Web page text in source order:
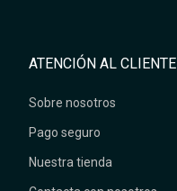
ATENCIÓN AL CLIENTE
Sobre nosotros
Pago seguro
Nuestra tienda